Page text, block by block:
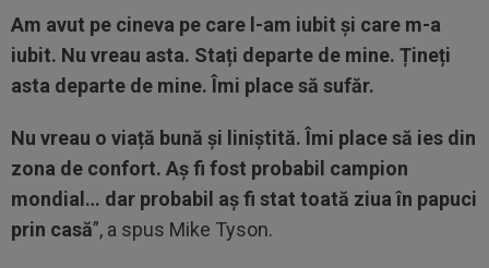
Am avut pe cineva pe care l-am iubit și care m-a
iubit. Nu vreau asta. Stați departe de mine. Țineți
asta departe de mine. Îmi place să sufăr.
Nu vreau o viață bună și liniștită. Îmi place să ies din
zona de confort. Aș fi fost probabil campion
mondial… dar probabil aș fi stat toată ziua în papuci
prin casă”, a spus Mike Tyson.